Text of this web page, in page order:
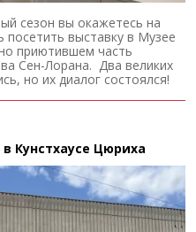
сезон вы окажетесь на
посетить выставку в Музее
приютившем часть
Сен-Лорана. Два великих
но их диалог состоялся!
Кунстхаусе Цюриха